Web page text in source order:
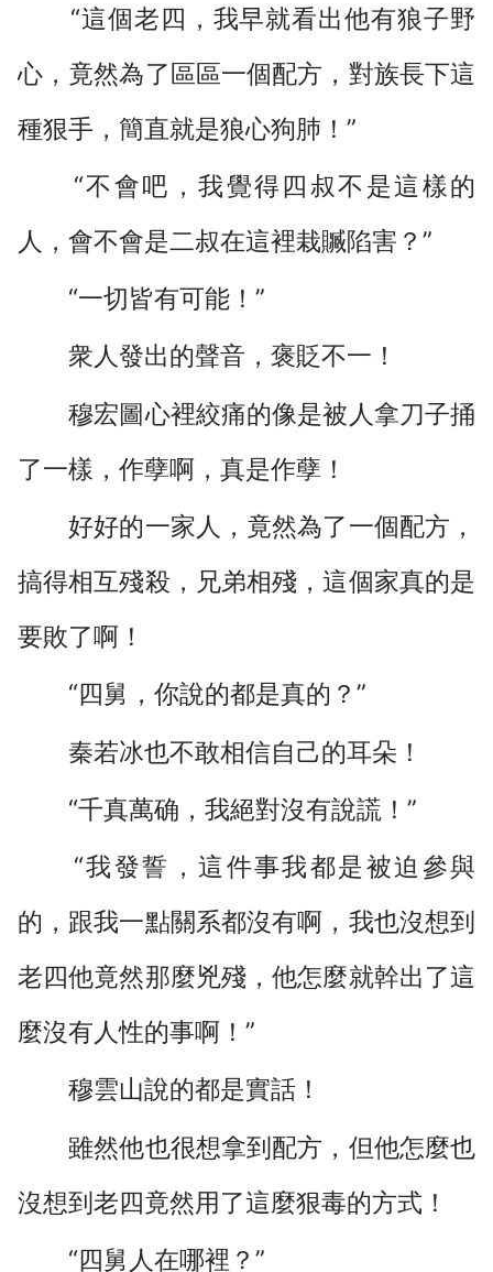
“這個老四，我早就看出他有狼子野
心，竟然為了區區一個配方，對族長下這
種狠手，簡直就是狼心狗肺！”
“不會吧，我覺得四叔不是這樣的
人，會不會是二叔在這裡栽贓陷害？”
“一切皆有可能！”
衆人發出的聲音，褒貶不一！
穆宏圖心裡絞痛的像是被人拿刀子捅
了一樣，作孽啊，真是作孽！
好好的一家人，竟然為了一個配方，
搞得相互殘殺，兄弟相殘，這個家真的是
要敗了啊！
“四舅，你說的都是真的？”
秦若冰也不敢相信自己的耳朵！
“千真萬确，我絕對沒有說謊！”
“我發誓，這件事我都是被迫參與
的，跟我一點關系都沒有啊，我也沒想到
老四他竟然那麼兇殘，他怎麼就幹出了這
麼沒有人性的事啊！”
穆雲山說的都是實話！
雖然他也很想拿到配方，但他怎麼也
沒想到老四竟然用了這麼狠毒的方式！
“四舅人在哪裡？”